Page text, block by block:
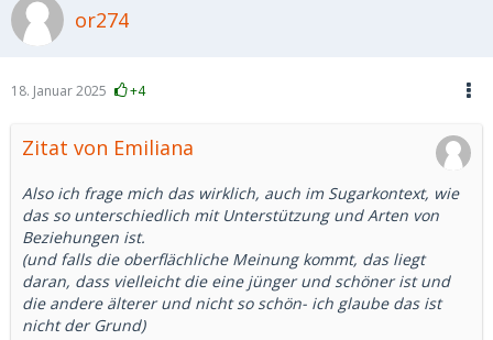
or274
18. Januar 2025 +4
Zitat von Emiliana
Also ich frage mich das wirklich, auch im Sugarkontext, wie
das so unterschiedlich mit Unterstützung und Arten von
Beziehungen ist.
(und falls die oberflächliche Meinung kommt, das liegt
daran, dass vielleicht die eine jünger und schöner ist und
die andere älterer und nicht so schön- ich glaube das ist
nicht der Grund)